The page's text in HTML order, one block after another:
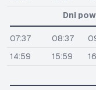
Dni
07:37 08:37
14:59
15:59